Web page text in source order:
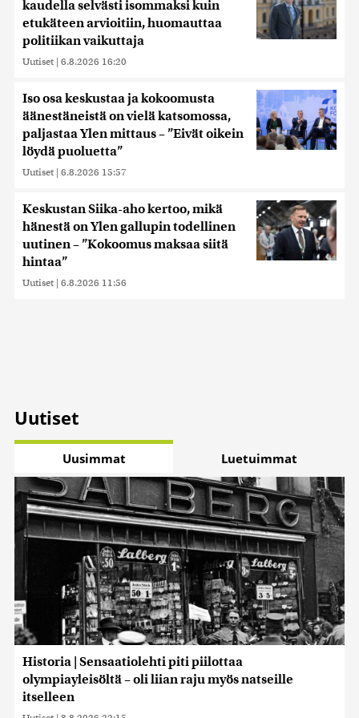
kaudella selvästi isommaksi kuin
etukäteen arvioitiin, huomauttaa
politiikan vaikuttaja
Uutiset | 6.8.2026 16:20
Iso osa keskustaa ja kokoomusta
äänestäneistä on vielä katsomossa,
paljastaa Ylen mittaus – ”Eivät oikein
löydä puoluetta”
Uutiset | 6.8.2026 15:57
Keskustan Siika-aho kertoo, mikä
hänestä on Ylen gallupin todellinen
uutinen – ”Kokoomus maksaa siitä
hintaa”
Uutiset | 6.8.2026 11:56
Uutiset
Uusimmat Luetuimmat
Historia | Sensaatiolehti piti piilottaa
olympiayleisöltä – oli liian raju myös natseille
itselleen